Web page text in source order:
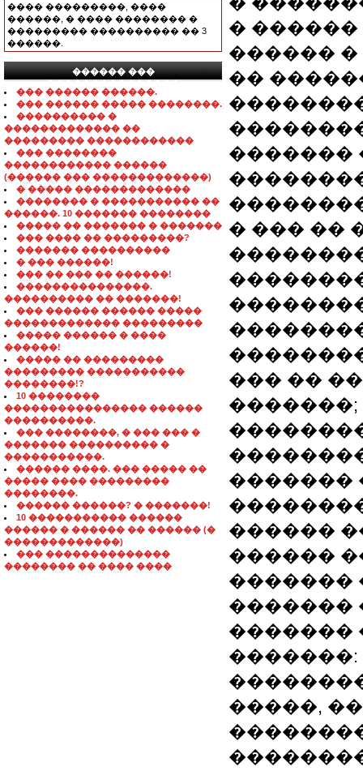
���� ���������, ����
������, � ���� �������� �
��������� ���������� �� 3
������.
������ ���
���������������
��� ������ ������.
��� ������ ����� ��������.
���������� �
������������� ��
��������� ������������
��� ��������
������������ ������
(������ ��� �������������)
� ����� �������������
�������� � ����������� ��
������. 10 ������� ��������
����� �� ������� � �������
��� ���� �� ���������?
������� ����������
� ��� ������!
��� �� ��� �� ������!
���������������.
���������� �� �������!
��� ������ ������ �����
������������� ���������
����� ������ � ����
������!
����� �� ���������
��������� �����������
��������!?
10 ��������
���������������� ������
����������.
��� ��������, � ��� ��� �
������� ���������� �
�����������.
������ ����. ��� ����� ��
����� ���� ���������
��������.
������ ������? � �������!
10 ����������� ������
������ � ������ �� ������ (�
�������������)
��� ��������������
�������� �� ���� ����
�
������ �
��
�������
� ��� ��
��� ��
�������
������
������
�������
�������
�������
�����,